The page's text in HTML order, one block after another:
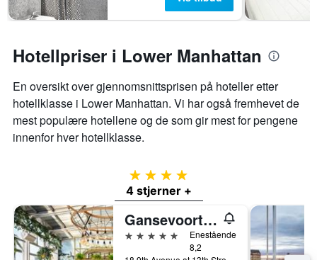
Hotellpriser i Lower Manhattan
En oversikt over gjennomsnittsprisen på hoteller etter
hotellklasse i Lower Manhattan. Vi har også fremhevet de
mest populære hotellene og de som gir mest for pengene
innenfor hver hotellklasse.
4 stjerner
4 stjerner +
Gansevoort Meatpacking
5 stjerner
Enestående
8,2